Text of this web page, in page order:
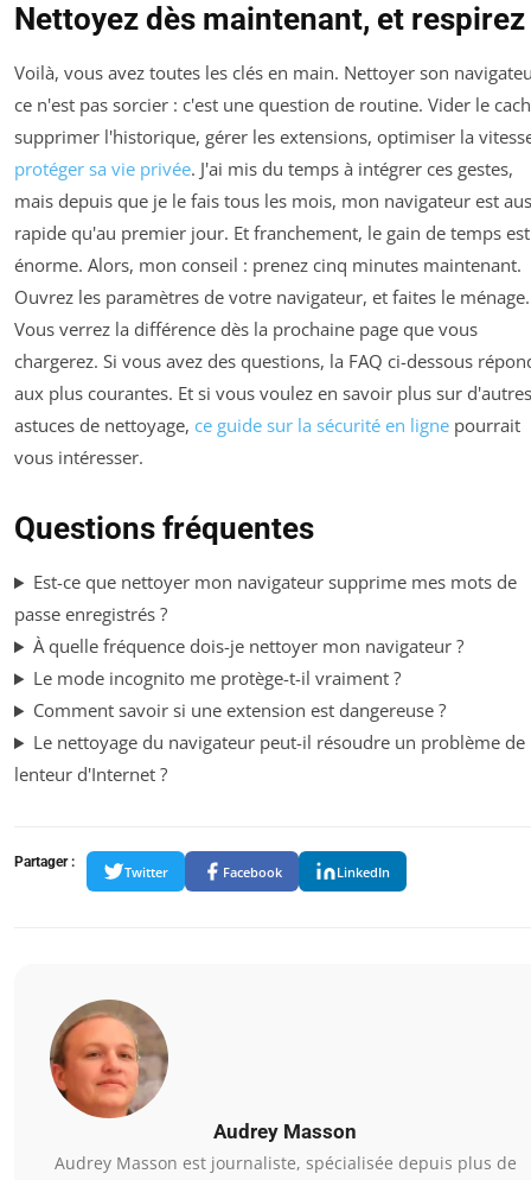
Nettoyez dès maintenant, et respirez
Voilà, vous avez toutes les clés en main. Nettoyer son
ce n'est pas sorcier : c'est une question de routine. Vider le
supprimer l'historique, gérer les extensions, optimiser la
protéger sa vie privée. J'ai mis du temps à intégrer ces gestes,
mais depuis que je le fais tous les mois, mon navigateur est
rapide qu'au premier jour. Et franchement, le gain de temps est
énorme. Alors, mon conseil : prenez cinq minutes maintenant.
Ouvrez les paramètres de votre navigateur, et faites le ménage.
Vous verrez la différence dès la prochaine page que vous
chargerez. Si vous avez des questions, la FAQ ci-dessous
aux plus courantes. Et si vous voulez en savoir plus sur d'autres
astuces de nettoyage, ce guide sur la sécurité en ligne pourrait
vous intéresser.
Questions fréquentes
Est-ce que nettoyer mon navigateur supprime mes mots de
passe enregistrés ?
À quelle fréquence dois-je nettoyer mon navigateur ?
Le mode incognito me protège-t-il vraiment ?
Comment savoir si une extension est dangereuse ?
Le nettoyage du navigateur peut-il résoudre un problème de
lenteur d'Internet ?
Partager :
Twitter Facebook LinkedIn
Audrey Masson
Audrey Masson est journaliste, spécialisée depuis plus de